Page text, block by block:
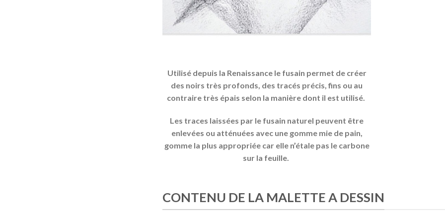
Utilisé depuis la Renaissance le fusain permet de créer
des noirs très profonds, des tracés précis, fins ou au
contraire très épais selon la manière dont il est utilisé.
Les traces laissées par le fusain naturel peuvent être
enlevées ou atténuées avec une gomme mie de pain,
gomme la plus appropriée car elle n’étale pas le carbone
sur la feuille.
CONTENU DE LA MALETTE A DESSIN